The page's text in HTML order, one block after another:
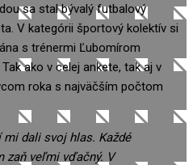
sa stal bývalý futbalový
V kategórii športový kolektív si
s trénermi Ľubomírom
ako v celej ankete, tak aj v
roka s najväčším počtom
dali svoj hlas. Každé
zaň veľmi vďačný. V